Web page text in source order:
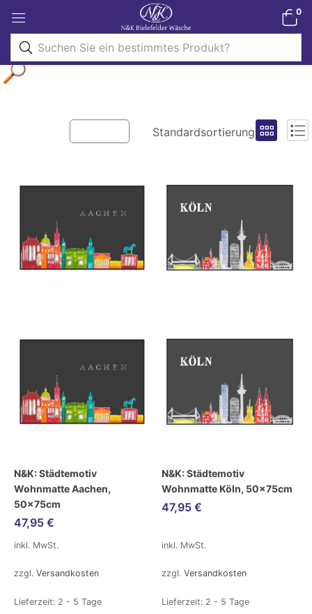
0
Standardsortierung
N&K: Städtemotiv
Wohnmatte Aachen,
50x75cm
47,95 €
inkl. MwSt.
zzgl. Versandkosten
Lieferzeit: 2 - 5 Tage
N&K: Städtemotiv
Wohnmatte Köln, 50x75cm
47,95 €
inkl. MwSt.
zzgl. Versandkosten
Lieferzeit: 2 - 5 Tage